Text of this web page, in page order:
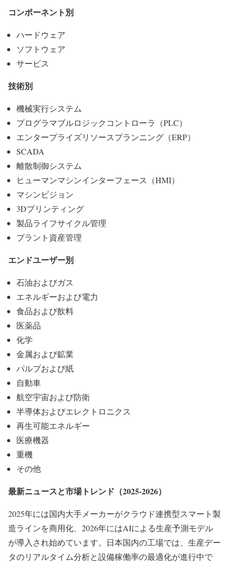
コンポーネント別
ハードウェア
ソフトウェア
サービス
技術別
機械実行システム
プログラマブルロジックコントローラ（PLC）
エンタープライズリソースプランニング（ERP）
SCADA
離散制御システム
ヒューマンマシンインターフェース（HMI）
マシンビジョン
3Dプリンティング
製品ライフサイクル管理
プラント資産管理
エンドユーザー別
石油およびガス
エネルギーおよび電力
食品および飲料
医薬品
化学
金属および鉱業
パルプおよび紙
自動車
航空宇宙および防衛
半導体およびエレクトロニクス
再生可能エネルギー
医療機器
重機
その他
最新ニュースと市場トレンド（2025-2026）
2025年には国内大手メーカーがクラウド連携型スマート製
造ラインを商用化、2026年にはAIによる生産予測モデル
が導入され始めています。日本国内の工場では、生産デー
タのリアルタイム分析と設備稼働率の最適化が進行中で